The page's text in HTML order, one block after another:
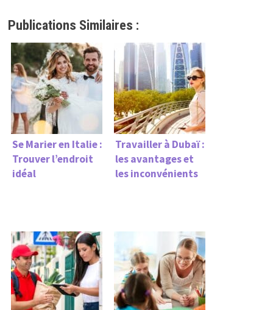
Publications Similaires :
Se Marier en Italie :
Trouver l’endroit
idéal
Travailler à Dubaï :
les avantages et
les inconvénients